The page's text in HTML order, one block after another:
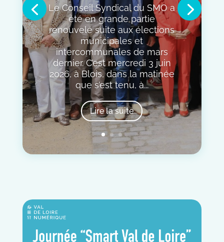
Le Conseil Syndical du SMO a
été en grande partie
renouvelé suite aux élections
municipales et
intercommunales de mars
dernier. C’est mercredi 3 juin
2026, à Blois, dans la matinée
que s’est tenu, à...
Lire la suite